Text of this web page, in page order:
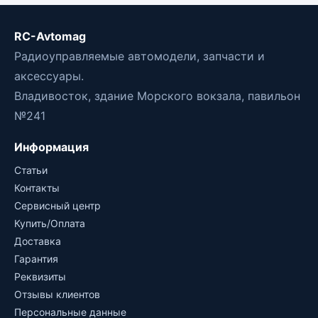
RC-Avtomag
Радиоуправляемые автомодели, запчасти и
аксессуары.
Владивосток, здание Морского вокзала, павильон
№241
Информация
Статьи
Контакты
Сервисный центр
Купить/Оплата
Доставка
Гарантия
Реквизиты
Отзывы клиентов
Персональные данные